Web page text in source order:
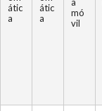
átic
a
átic
a
mó
vil